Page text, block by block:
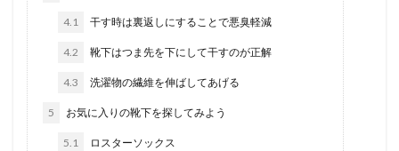
4.1 干す時は裏返しにすることで悪臭軽減
4.2 靴下はつま先を下にして干すのが正解
4.3 洗濯物の繊維を伸ばしてあげる
5 お気に入りの靴下を探してみよう
5.1 ロスターソックス